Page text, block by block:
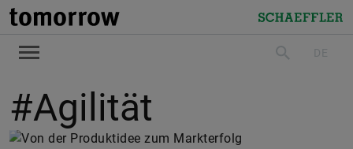
tomorrow
Schaeffler
suchenDE
#Agilität